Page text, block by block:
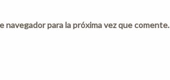
para la próxima vez que comente.